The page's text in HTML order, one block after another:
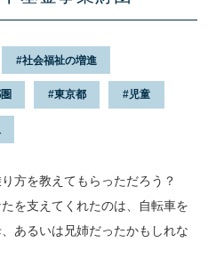
社会福祉の増進
東京都 児童
方を教えてもらっただろう？
を支えてくれたのは、自転車を
あるいは兄姉だったかもしれな